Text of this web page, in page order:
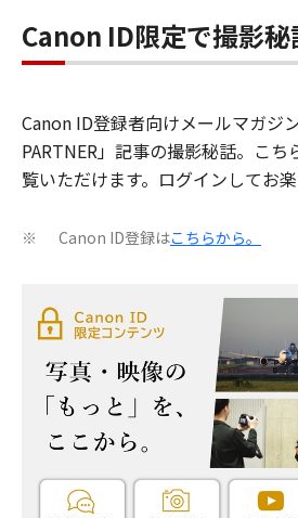
Canon ID限定で撮影
Canon ID登録者向けメールマガジ
PARTNER」記事の撮影秘話。こ
覧いただけます。ログインしてお楽
※ Canon ID登録はこちらから。